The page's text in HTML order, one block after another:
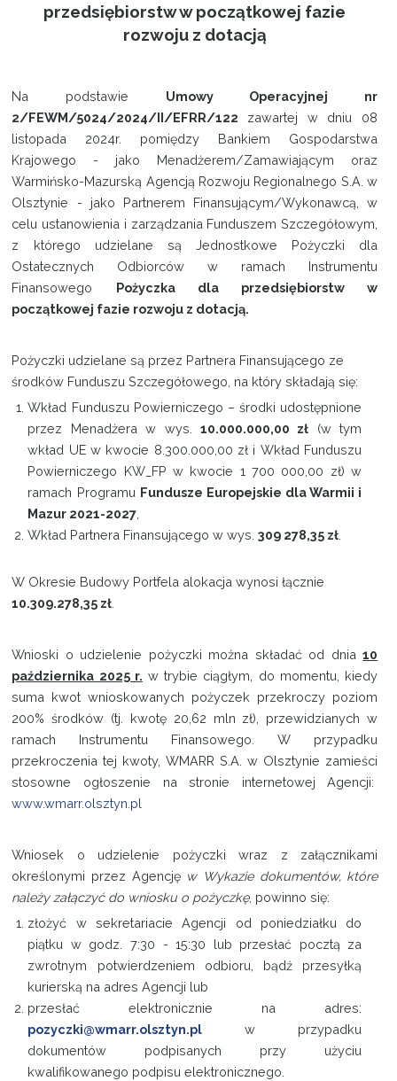
przedsiębiorstw w początkowej fazie
rozwoju z dotacją
Na podstawie Umowy Operacyjnej nr
2/FEWM/5024/2024/II/EFRR/122 zawartej w dniu 08
listopada 2024r. pomiędzy Bankiem Gospodarstwa
Krajowego - jako Menadżerem/Zamawiającym oraz
Warmińsko-Mazurską Agencją Rozwoju Regionalnego S.A. w
Olsztynie - jako Partnerem Finansującym/Wykonawcą, w
celu ustanowienia i zarządzania Funduszem Szczegółowym,
z którego udzielane są Jednostkowe Pożyczki dla
Ostatecznych Odbiorców w ramach Instrumentu
Finansowego
Pożyczka dla przedsiębiorstw w
początkowej fazie rozwoju z dotacją.
Pożyczki udzielane są przez Partnera Finansującego ze
środków Funduszu Szczegółowego, na który składają się:
Wkład Funduszu Powierniczego – środki udostępnione
przez Menadżera w wys. 10.000.000,00 zł (w tym
wkład UE w kwocie 8.300.000,00 zł i Wkład Funduszu
Powierniczego KW_FP w kwocie 1 700 000,00 zł) w
ramach Programu Fundusze Europejskie dla Warmii i
Mazur 2021-2027,
Wkład Partnera Finansującego w wys.309 278,35 zł.
W Okresie Budowy Portfela alokacja wynosi łącznie
10.309.278,35 zł.
Wnioski o udzielenie pożyczki można składać od dnia10
października 2025 r. w trybie ciągłym, do momentu, kiedy
suma kwot wnioskowanych pożyczek przekroczy poziom
200% środków (tj. kwotę 20,62 mln zł), przewidzianych w
ramach Instrumentu Finansowego. W przypadku
przekroczenia tej kwoty, WMARR S.A. w Olsztynie zamieści
stosowne ogłoszenie na stronie internetowej Agencji:
www.wmarr.olsztyn.pl
Wniosek o udzielenie pożyczki wraz z załącznikami
określonymi przez Agencję w Wykazie dokumentów, które
należy załączyć do wniosku o pożyczkę, powinno się:
złożyć w sekretariacie Agencji od poniedziałku do
piątku w godz. 7:30 - 15:30 lub przesłać pocztą za
zwrotnym potwierdzeniem odbioru, bądź przesyłką
kurierską na adres Agencji lub
przesłać elektronicznie na adres:
pozyczki@wmarr.olsztyn.pl w przypadku
dokumentów podpisanych przy użyciu
kwalifikowanego podpisu elektronicznego.